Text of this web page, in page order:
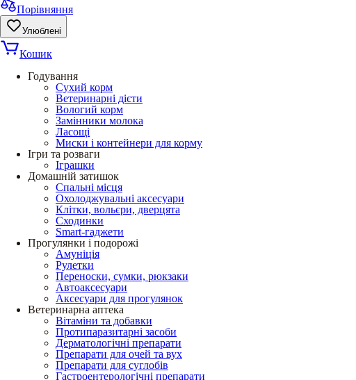
Порівняння
Улюблені
Кошик
Годування
Сухий корм
Ветеринарні дієти
Вологий корм
Замінники молока
Ласощі
Миски і контейнери для корму
Ігри та розваги
Іграшки
Домашній затишок
Спальні місця
Охолоджувальні аксесуари
Клітки, вольєри, дверцята
Сходинки
Smart-гаджети
Прогулянки і подорожі
Амуніція
Рулетки
Переноски, сумки, рюкзаки
Автоаксесуари
Аксесуари для прогулянок
Ветеринарна аптека
Вітаміни та добавки
Протипаразитарні засоби
Дерматологічні препарати
Препарати для очей та вух
Препарати для суглобів
Гастроентерологічні препарати